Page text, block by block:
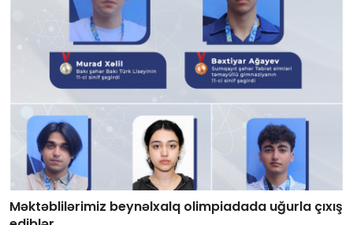
Məktəblilərimiz beynəlxalq olimpiadada uğurla çıxış